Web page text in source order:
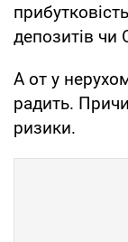
депозитів
А от у
радить.
ризики.